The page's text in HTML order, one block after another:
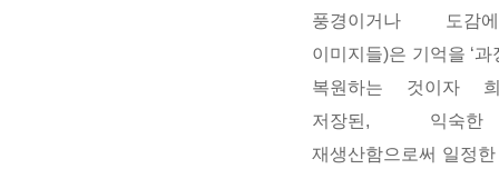
풍경이거나 도감
이미지들)은 기억을 ‘과
복원하는 것이자
저장된, 익숙
재생산함으로써 일정